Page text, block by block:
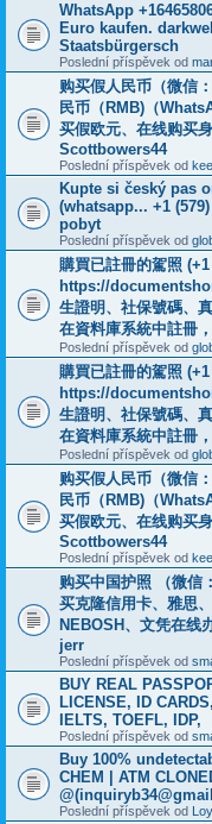
WhatsApp
Euro kaufen.
Staatsbürgersch
Poslední příspěvek od
购买假人民币（微信
民币（RMB)（
买假欧元、在线购买
Scottbowers44
Poslední příspěvek od
Kupte si český pas
(whatsapp... +1
pobyt
Poslední příspěvek od
購買已註冊的駕照
https://
生證明、社保號碼、
在資料庫系統中註冊
Poslední příspěvek od
購買已註冊的駕照
https://
生證明、社保號碼、
在資料庫系統中註冊
Poslední příspěvek od
购买假人民币（微信
民币（RMB)（
买假欧元、在线购买
Scottbowers44
Poslední příspěvek od
购买中国护照 （微信
买克隆信用卡、雅思
NEBOSH、文凭在线
jerr
Poslední příspěvek od
BUY REAL
LICENSE, ID
IELTS, TOEFL, IDP,
Poslední příspěvek od
Buy 100%
CHEM | ATM
Poslední příspěvek od